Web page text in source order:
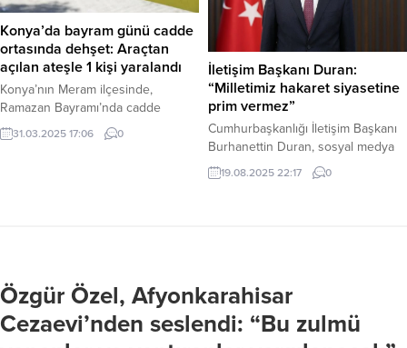
resmi sosyal medya hesabından
yapılan açıklamada, taraftarların
herhangi bir mağduriyet
yaşamaması için bilet alımlarında
nakit ödeme yapılması gerektiği
vurgulandı....
Göksun İlçe Emniyet Müdürlüğü
ekipleri, uyuşturucu madde imal ve
ticaretine yönelik müşterek bir
çalışma gerçekleştirdi....
Konya’da bayram günü cadde
ortasında dehşet: Araçtan
açılan ateşle 1 kişi yaralandı
Konya’nın Meram ilçesinde,
Ramazan Bayramı’nda cadde
ortasında yaşanan silahlı saldırıda,
seyir halindeki otomobilinde
bulunan kimliği belirsiz bir erkek
şahıs, aynı araçtaki bir kadınla...
31.03.2025 17:06 0
İletişim Başkanı Duran:
“Milletimiz hakaret siyasetine
prim vermez”
Cumhurbaşkanlığı İletişim Başkanı
Burhanettin Duran, sosyal medya
hesabından yaptığı açıklamayla,
Cumhuriyet Halk Partisi (CHP)
çözüm önerilerinin bittiği yer, her
hadsizliğin başladığı nokta
19.08.2025 22:17 0
Özgür Özel, Afyonkarahisar
Cezaevi’nden seslendi: “Bu zulmü